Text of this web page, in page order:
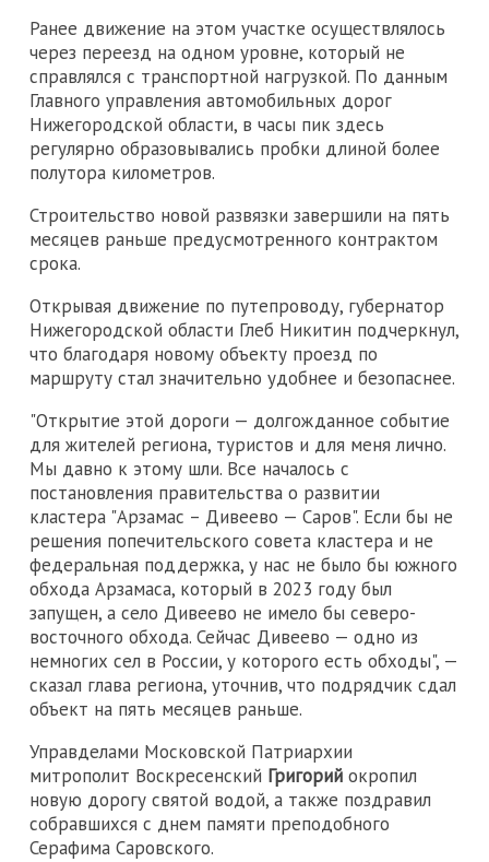
Ранее движение на этом участке осуществлялось
через переезд на одном уровне, который не
справлялся с транспортной нагрузкой. По данным
Главного управления автомобильных дорог
Нижегородской области, в часы пик здесь
регулярно образовывались пробки длиной более
полутора километров.
Строительство новой развязки завершили на пять
месяцев раньше предусмотренного контрактом
срока.
Открывая движение по путепроводу, губернатор
Нижегородской области Глеб Никитин подчеркнул,
что благодаря новому объекту проезд по
маршруту стал значительно удобнее и безопаснее.
"Открытие этой дороги — долгожданное событие
для жителей региона, туристов и для меня лично.
Мы давно к этому шли. Все началось с
постановления правительства о развитии
кластера "Арзамас – Дивеево — Саров". Если бы не
решения попечительского совета кластера и не
федеральная поддержка, у нас не было бы южного
обхода Арзамаса, который в 2023 году был
запущен, а село Дивеево не имело бы северо-
восточного обхода. Сейчас Дивеево — одно из
немногих сел в России, у которого есть обходы", —
сказал глава региона, уточнив, что подрядчик сдал
объект на пять месяцев раньше.
Управделами Московской Патриархии
митрополит Воскресенский Григорий окропил
новую дорогу святой водой, а также поздравил
собравшихся с днем памяти преподобного
Серафима Саровского.